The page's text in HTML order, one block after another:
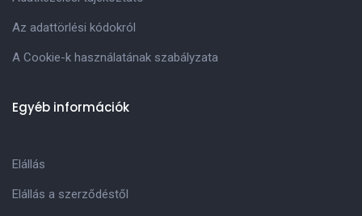
Az adattörlési kódokról
A Cookie-k használatának szabályzata
Egyéb információk
Elállás
Elállás a szerződéstől